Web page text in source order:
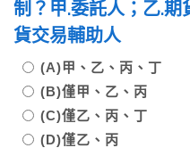
制？甲.委託人；乙.期
貨交易輔助人
(A)甲、乙、丙、丁
(B)僅甲、乙、丙
(C)僅乙、丙、丁
(D)僅乙、丙